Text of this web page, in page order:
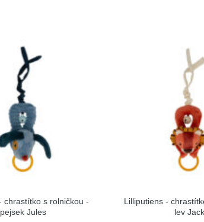
chrastítko s rolničkou -
pejsek Jules
Lilliputiens -
lev Jack